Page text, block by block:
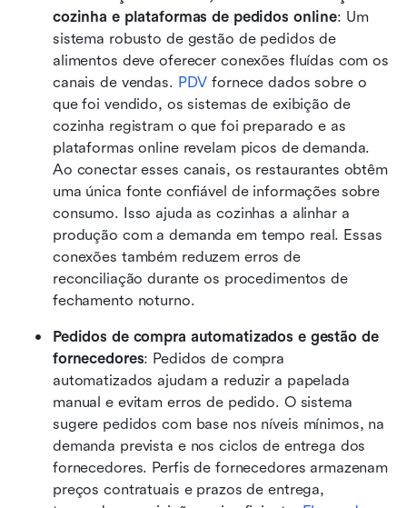
cozinha e plataformas de pedidos online: Um
sistema robusto de gestão de pedidos de
alimentos deve oferecer conexões fluídas com os
canais de vendas. PDV fornece dados sobre o
que foi vendido, os sistemas de exibição de
cozinha registram o que foi preparado e as
plataformas online revelam picos de demanda.
Ao conectar esses canais, os restaurantes obtêm
uma única fonte confiável de informações sobre
consumo. Isso ajuda as cozinhas a alinhar a
produção com a demanda em tempo real. Essas
conexões também reduzem erros de
reconciliação durante os procedimentos de
fechamento noturno.
Pedidos de compra automatizados e gestão de
fornecedores: Pedidos de compra
automatizados ajudam a reduzir a papelada
manual e evitam erros de pedido. O sistema
sugere pedidos com base nos níveis mínimos, na
demanda prevista e nos ciclos de entrega dos
fornecedores. Perfis de fornecedores armazenam
preços contratuais e prazos de entrega,